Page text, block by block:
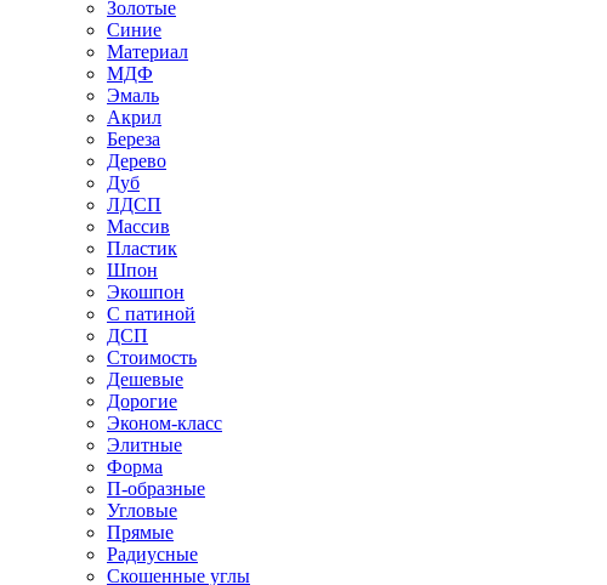
Золотые
Синие
Материал
МДФ
Эмаль
Акрил
Береза
Дерево
Дуб
ЛДСП
Массив
Пластик
Шпон
Экошпон
С патиной
ДСП
Стоимость
Дешевые
Дорогие
Эконом-класс
Элитные
Форма
П-образные
Угловые
Прямые
Радиусные
Скошенные углы